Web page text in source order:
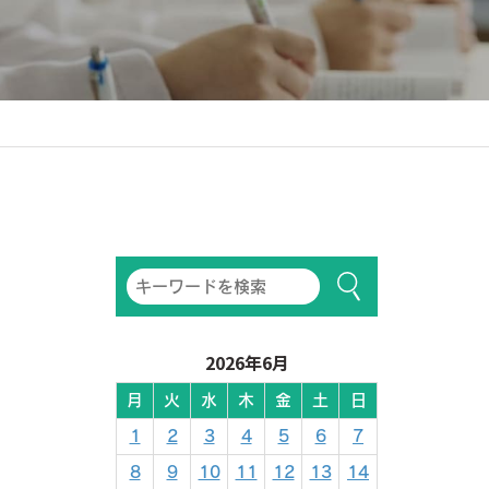
2026年6月
月 火 水 木 金 土 日
1 2 3 4 5 6 7
8 9 10 11 12 13 14